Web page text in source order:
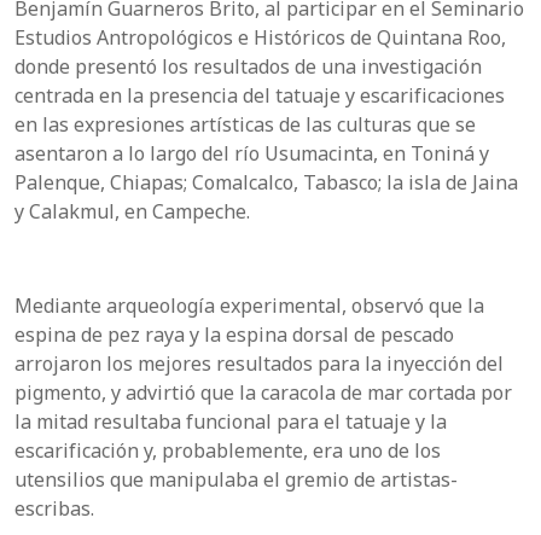
Benjamín Guarneros Brito, al participar en el Seminario
Estudios Antropológicos e Históricos de Quintana Roo,
donde presentó los resultados de una investigación
centrada en la presencia del tatuaje y escarificaciones
en las expresiones artísticas de las culturas que se
asentaron a lo largo del río Usumacinta, en Toniná y
Palenque, Chiapas; Comalcalco, Tabasco; la isla de Jaina
y Calakmul, en Campeche.
Mediante arqueología experimental, observó que la
espina de pez raya y la espina dorsal de pescado
arrojaron los mejores resultados para la inyección del
pigmento, y advirtió que la caracola de mar cortada por
la mitad resultaba funcional para el tatuaje y la
escarificación y, probablemente, era uno de los
utensilios que manipulaba el gremio de artistas-
escribas.